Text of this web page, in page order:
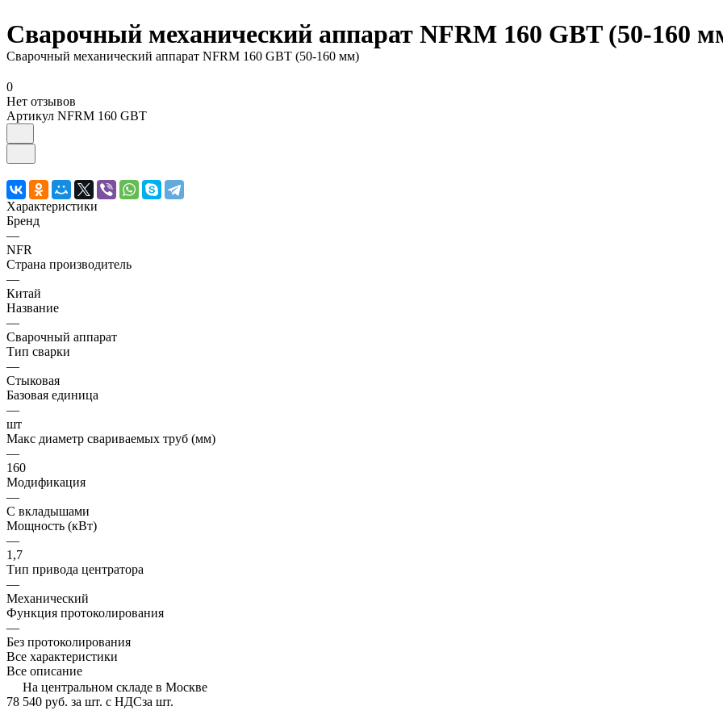
Сварочный механический аппарат NFRM 160 GBT (50-160
Сварочный механический аппарат NFRM 160 GBT (50-160 мм)
0
Нет отзывов
Артикул NFRM 160 GBT
Характеристики
Бренд
—
NFR
Страна производитель
—
Китай
Название
—
Сварочный аппарат
Тип сварки
—
Стыковая
Базовая единица
—
шт
Макс диаметр свариваемых труб (мм)
—
160
Модификация
—
С вкладышами
Мощность (кВт)
—
1,7
Тип привода центратора
—
Механический
Функция протоколирования
—
Без протоколирования
Все характеристики
Все описание
На центральном складе в Москве
78 540 руб. за шт. с НДСза шт.